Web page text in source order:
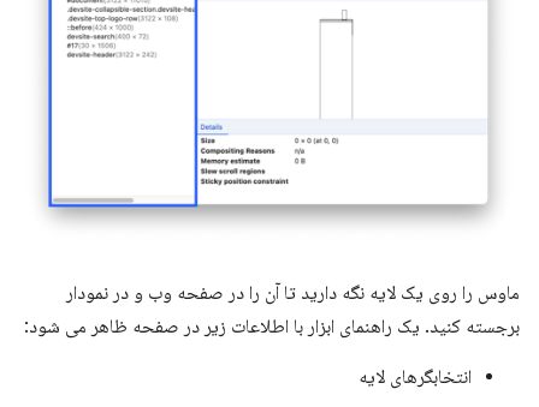
ماوس را روی یک لایه نگه دارید تا آن را در صفحه وب و در نمودار
برجسته کنید. یک راهنمای ابزار با اطلاعات زیر در صفحه ظاهر می شود:
انتخابگرهای لایه